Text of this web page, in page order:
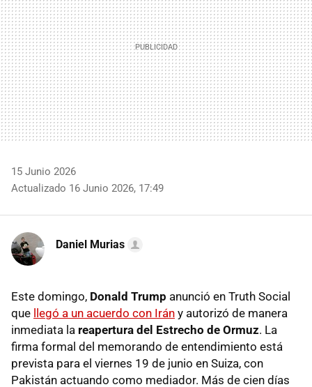
15 Junio 2026
Actualizado 16 Junio 2026, 17:49
Daniel Murias
Este domingo, Donald Trump anunció en Truth Social
que llegó a un acuerdo con Irán y autorizó de manera
inmediata la reapertura del Estrecho de Ormuz. La
firma formal del memorando de entendimiento está
prevista para el viernes 19 de junio en Suiza, con
Pakistán actuando como mediador. Más de cien días